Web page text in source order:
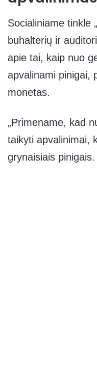
Socialiniame tinkle
buhalterių ir
apie tai, kaip nuo
apvalinami pinigai,
monetas.
„Primename, kad
taikyti apvalinimai,
grynaisiais pinigais.